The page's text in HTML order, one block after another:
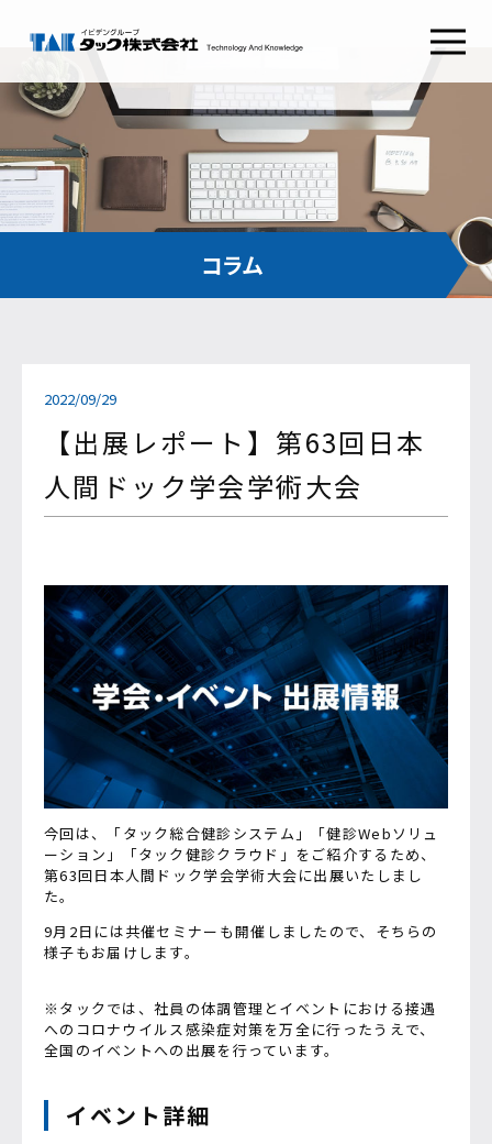
タックSecurePlatform
タック
ABOUT TAK
わたしたちの想い
経営理念
健康経営
会社概要
組織図
沿革
グループ会社
コラム
新卒採用
キャリア採用
コンタクト CONTACT
コラム
2022/09/29
【出展レポート】第63回日本
人間ドック学会学術大会
今回は、「タック総合健診システム」「健診Webソリュ
ーション」「タック健診クラウド」をご紹介するため、
第63回日本人間ドック学会学術大会に出展いたしまし
た。
9月2日には共催セミナーも開催しましたので、そちらの
様子もお届けします。
※タックでは、社員の体調管理とイベントにおける接遇
へのコロナウイルス感染症対策を万全に行ったうえで、
全国のイベントへの出展を行っています。
イベント詳細